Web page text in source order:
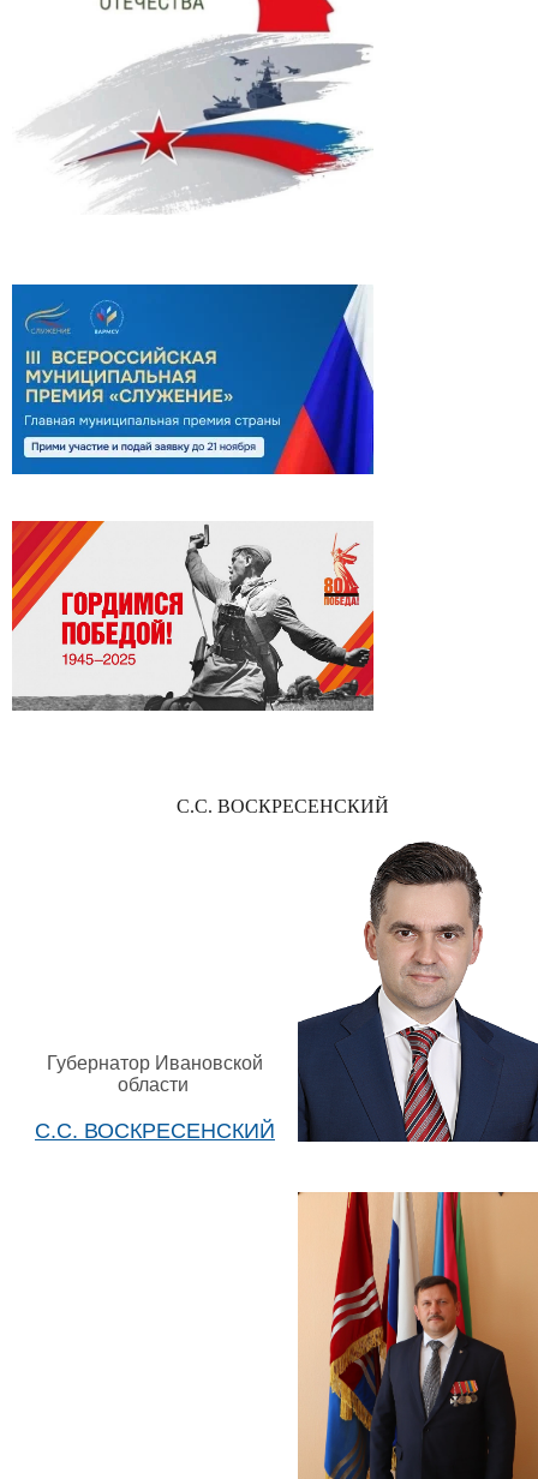
С.С. ВОСКРЕСЕНСКИЙ
Губернатор Ивановской
области
С.С. ВОСКРЕСЕНСКИЙ